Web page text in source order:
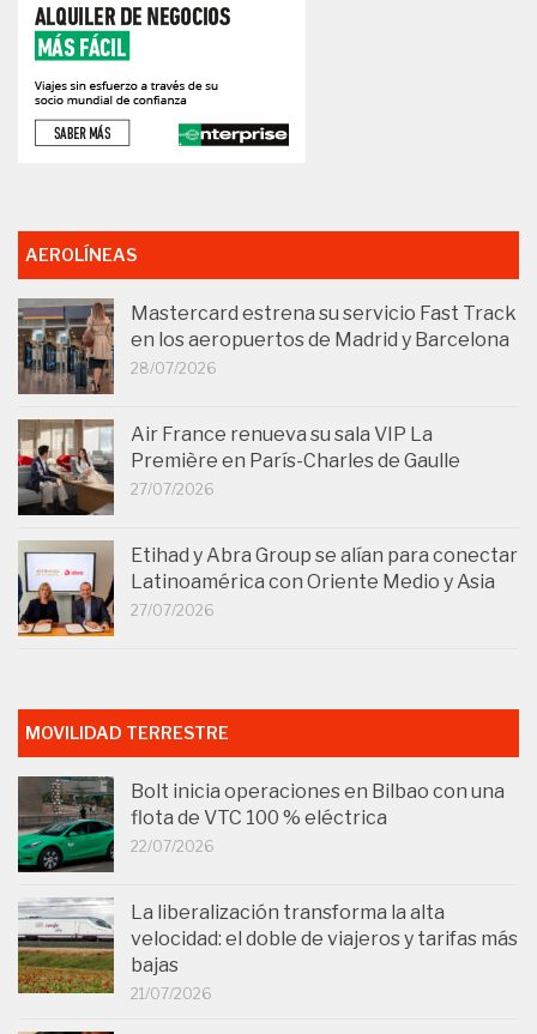
AEROLÍNEAS
Mastercard estrena su servicio Fast Track
en los aeropuertos de Madrid y Barcelona
28/07/2026
Air France renueva su sala VIP La
Première en París-Charles de Gaulle
27/07/2026
Etihad y Abra Group se alían para conectar
Latinoamérica con Oriente Medio y Asia
27/07/2026
MOVILIDAD TERRESTRE
Bolt inicia operaciones en Bilbao con una
flota de VTC 100 % eléctrica
22/07/2026
La liberalización transforma la alta
velocidad: el doble de viajeros y tarifas más
bajas
21/07/2026